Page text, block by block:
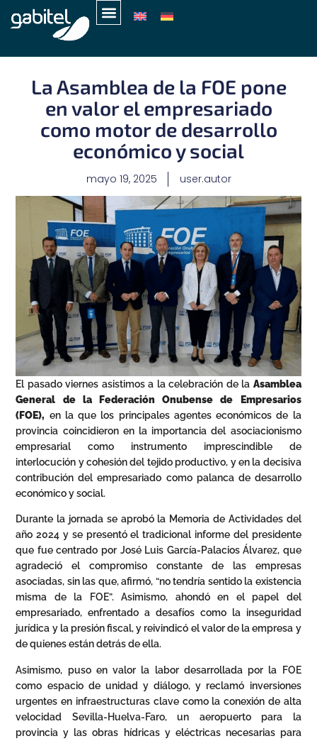
La Asamblea de la FOE pone
en valor el empresariado
como motor de desarrollo
económico y social
mayo 19, 2025 user.autor
El pasado viernes asistimos a la celebración de la Asamblea
General de la Federación Onubense de Empresarios
(FOE), en la que los principales agentes económicos de la
provincia coincidieron en la importancia del asociacionismo
empresarial como instrumento imprescindible de
interlocución y cohesión del tejido productivo, y en la decisiva
contribución del empresariado como palanca de desarrollo
económico y social.
Durante la jornada se aprobó la Memoria de Actividades del
año 2024 y se presentó el tradicional informe del presidente
que fue centrado por José Luis García-Palacios Álvarez, que
agradeció el compromiso constante de las empresas
asociadas, sin las que, afirmó, “no tendría sentido la existencia
misma de la FOE”. Asimismo, ahondó en el papel del
empresariado, enfrentado a desafíos como la inseguridad
jurídica y la presión fiscal, y reivindicó el valor de la empresa y
de quienes están detrás de ella.
Asimismo, puso en valor la labor desarrollada por la FOE
como espacio de unidad y diálogo, y reclamó inversiones
urgentes en infraestructuras clave como la conexión de alta
velocidad Sevilla-Huelva-Faro, un aeropuerto para la
provincia y las obras hídricas y eléctricas necesarias para